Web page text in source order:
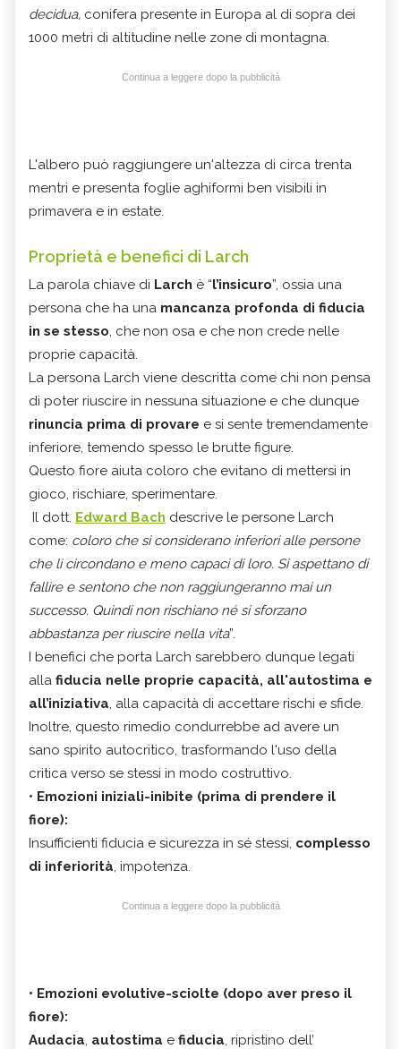
decidua, conifera presente in Europa al di sopra dei
1000 metri di altitudine nelle zone di montagna.
Continua a leggere dopo la pubblicità
L'albero può raggiungere un'altezza di circa trenta
mentri e presenta foglie aghiformi ben visibili in
primavera e in estate.
Proprietà e benefici di Larch
La parola chiave di Larch è “l’insicuro”, ossia una
persona che ha una mancanza profonda di fiducia
in se stesso, che non osa e che non crede nelle
proprie capacità.
La persona Larch viene descritta come chi non pensa
di poter riuscire in nessuna situazione e che dunque
rinuncia prima di provare e si sente tremendamente
inferiore, temendo spesso le brutte figure.
Questo fiore aiuta coloro che evitano di mettersi in
gioco, rischiare, sperimentare.
Il dott. Edward Bach descrive le persone Larch
come: coloro che si considerano inferiori alle persone
che li circondano e meno capaci di loro. Si aspettano di
fallire e sentono che non raggiungeranno mai un
successo. Quindi non rischiano né si sforzano
abbastanza per riuscire nella vita”.
I benefici che porta Larch sarebbero dunque legati
alla fiducia nelle proprie capacità, all'autostima e
all’iniziativa, alla capacità di accettare rischi e sfide.
Inoltre, questo rimedio condurrebbe ad avere un
sano spirito autocritico, trasformando l'uso della
critica verso se stessi in modo costruttivo.
• Emozioni iniziali-inibite (prima di prendere il
fiore):
Insufficienti fiducia e sicurezza in sé stessi, complesso
di inferiorità, impotenza.
Continua a leggere dopo la pubblicità
• Emozioni evolutive-sciolte (dopo aver preso il
fiore):
Audacia, autostima e fiducia, ripristino dell’